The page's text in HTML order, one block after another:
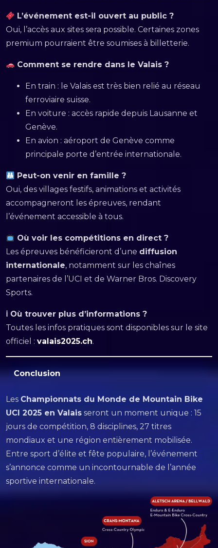
L’événement est-il ouvert au public ?
Oui, l’accès aux sites sera possible. Certaines zones
premium pourraient être soumises à billetterie.
Comment se rendre dans le Valais ?
En train : le Valais est très bien relié au réseau
ferroviaire suisse.
En voiture : accès rapide depuis Lausanne et
Genève.
En avion : aéroport de Genève comme
principale porte d’entrée internationale.
Peut-on venir en famille ?
Oui, des villages festifs, animations et activités
accompagneront les épreuves, rendant
l’événement accessible à tous.
Où voir les compétitions en direct ?
Les épreuves bénéficieront d’une diffusion
internationale, notamment sur les chaînes
partenaires de l’UCI et de Warner Bros. Discovery
Sports.
ℹ Où trouver plus d’informations ?
Toutes les infos pratiques sont disponibles sur le site
officiel : valais2025.ch.
Conclusion
Les Championnats du Monde de Mountain Bike
UCI 2025 en Valais seront un moment unique : 15
jours de compétition, 8 disciplines, 27 titres
mondiaux et une région entièrement mobilisée.
Entre sport d’élite et fête populaire, l’événement
s’annonce comme un incontournable de l’année
sportive internationale.